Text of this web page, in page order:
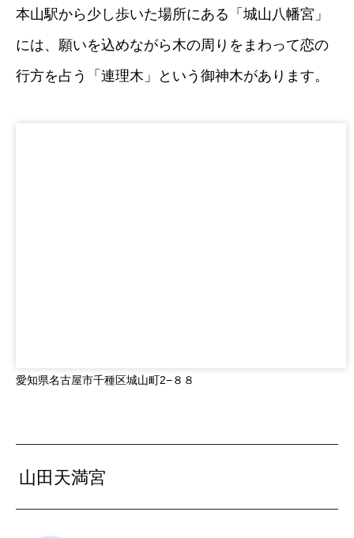
本山駅から少し歩いた場所にある「城山八幡宮」
には、願いを込めながら木の周りをまわって恋の
行方を占う「連理木」という御神木があります。
愛知県名古屋市千種区城山町2−８８
山田天満宮